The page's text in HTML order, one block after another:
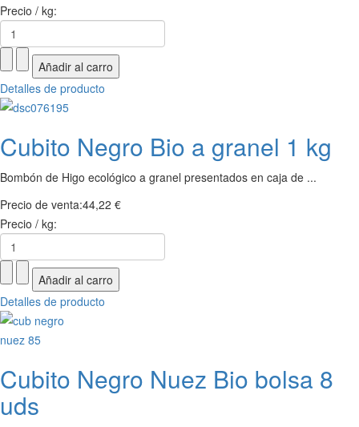
Precio / kg:
Detalles de producto
Cubito Negro Bio a granel 1 kg
Bombón de Higo ecológico a granel presentados en caja de ...
Precio de venta:44,22 €
Precio / kg:
Detalles de producto
Cubito Negro Nuez Bio bolsa 8
uds